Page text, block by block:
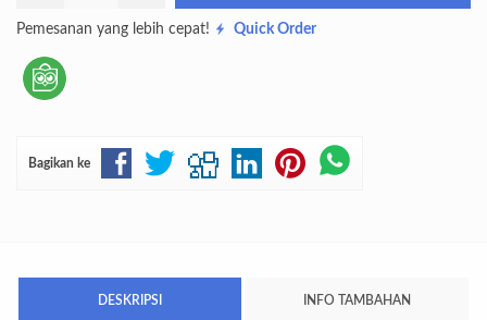
Pemesanan yang lebih cepat! Quick Order
Bagikan ke
DESKRIPSI INFO TAMBAHAN